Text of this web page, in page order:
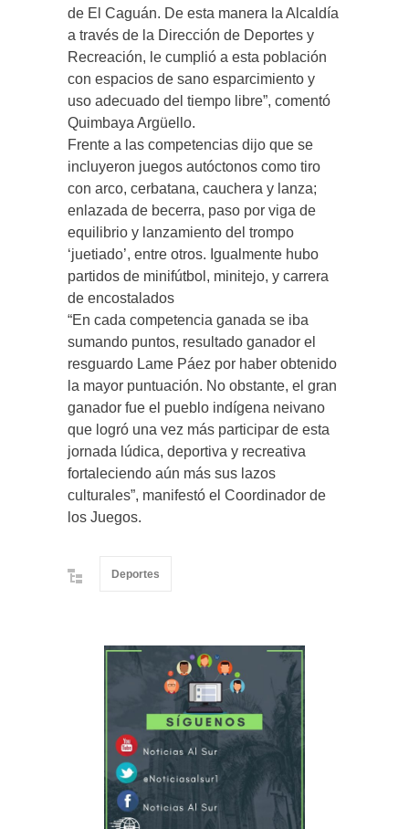
de El Caguán. De esta manera la Alcaldía
a través de la Dirección de Deportes y
Recreación, le cumplió a esta población
con espacios de sano esparcimiento y
uso adecuado del tiempo libre”, comentó
Quimbaya Argüello.
Frente a las competencias dijo que se
incluyeron juegos autóctonos como tiro
con arco, cerbatana, cauchera y lanza;
enlazada de becerra, paso por viga de
equilibrio y lanzamiento del trompo
‘juetiado’, entre otros. Igualmente hubo
partidos de minifútbol, minitejo, y carrera
de encostalados
“En cada competencia ganada se iba
sumando puntos, resultado ganador el
resguardo Lame Páez por haber obtenido
la mayor puntuación. No obstante, el gran
ganador fue el pueblo indígena neivano
que logró una vez más participar de esta
jornada lúdica, deportiva y recreativa
fortaleciendo aún más sus lazos
culturales”, manifestó el Coordinador de
los Juegos.
Deportes